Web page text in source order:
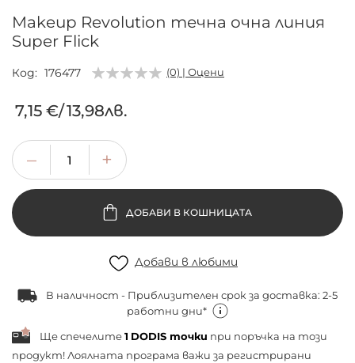
галерия
със
снимки
Makeup Revolution течна очна линия
Super Flick
Код 176477 (0) | Оцени
7,15 €/13,98лв.
ДОБАВИ В КОШНИЦАТА
Добави в любими
В наличност - Приблизителен срок за доставка: 2-5
работни дни*
Ще спечелите1 DODIS точки при поръчка на този
продукт! Лоялната програма важи за регистрирани